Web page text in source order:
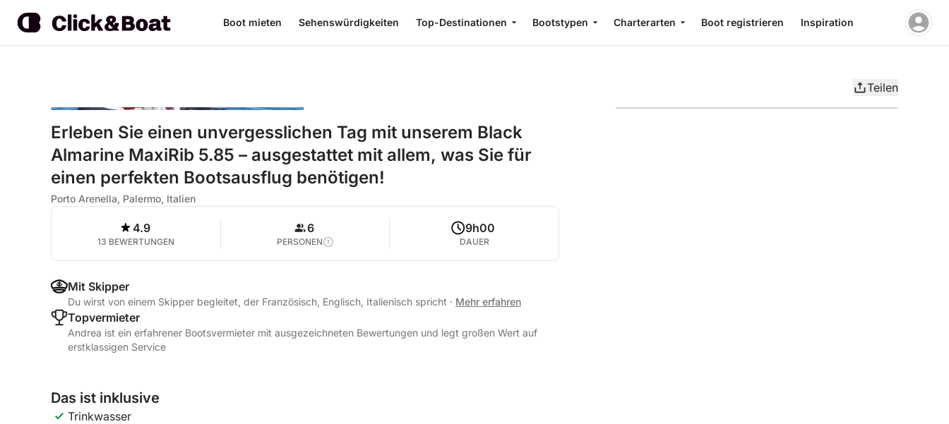
Boot mieten Sehenswürdigkeiten Top-Destinationen Bootstypen Charterarten Boot registrieren Inspiration
Teilen
Erleben Sie einen unvergesslichen Tag mit unserem Black
Almarine MaxiRib 5.85 – ausgestattet mit allem, was Sie für
einen perfekten Bootsausflug benötigen!
Porto Arenella, Palermo, Italien
4.9
13 BEWERTUNGEN
6
PERSONEN
9h00
DAUER
Mit Skipper
Du wirst von einem Skipper begleitet, der Französisch, Englisch, Italienisch spricht · Mehr erfahren
Topvermieter
Andrea ist ein erfahrener Bootsvermieter mit ausgezeichneten Bewertungen und legt großen Wert auf
erstklassigen Service
Das ist inklusive
Trinkwasser